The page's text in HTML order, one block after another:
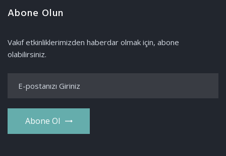
Abone Olun
Vakıf etkinliklerimizden haberdar olmak için, abone
olabilirsiniz.
Abone Ol